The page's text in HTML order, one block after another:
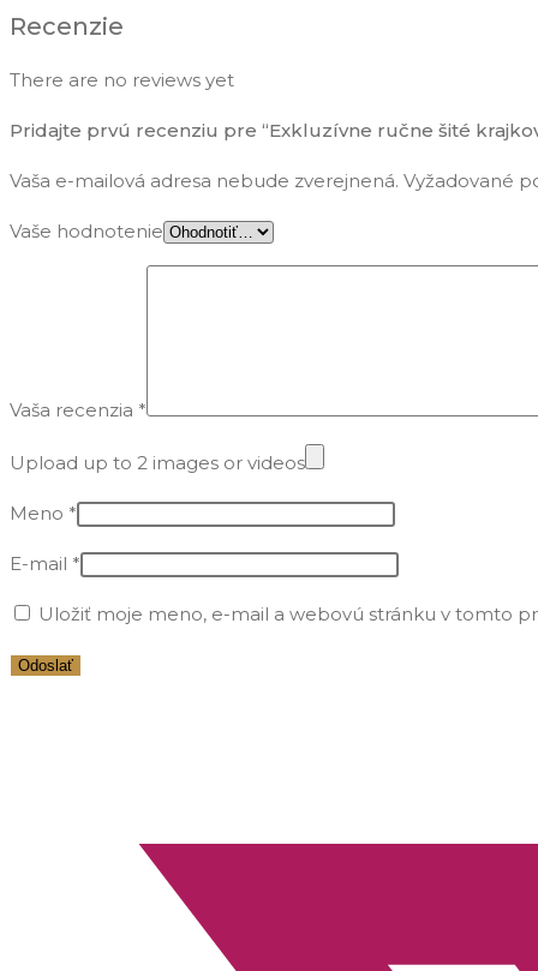
náušnice
bielej
Recenzie
There are no reviews yet
Pridajte prvú recenziu pre “Exkluzívne ručne šité
Vaša e-mailová adresa nebude zverejnená. Vyžadované
Vaše hodnotenie
Vaša recenzia *
Upload up to 2 images or videos
Meno *
E-mail *
Uložiť moje meno, e-mail a webovú stránku v tomto